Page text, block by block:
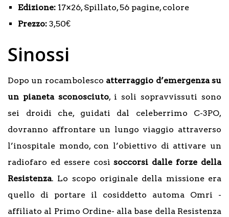
Edizione: 17×26, Spillato, 56 pagine, colore
Prezzo: 3,50€
Sinossi
Dopo un rocambolesco atterraggio d’emergenza su
un pianeta sconosciuto, i soli sopravvissuti sono
sei droidi che, guidati dal celeberrimo C-3PO,
dovranno affrontare un lungo viaggio attraverso
l’inospitale mondo, con l’obiettivo di attivare un
radiofaro ed essere cosìsoccorsi dalle forze della
Resistenza. Lo scopo originale della missione era
quello di portare il cosiddetto automa Omri -
affiliato al Primo Ordine- alla base della Resistenza